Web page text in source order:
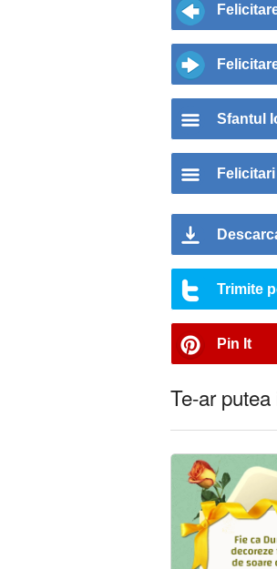
Sfantul
Trimite
Pin It
Te-ar